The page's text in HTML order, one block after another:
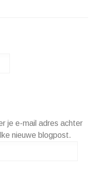
je e-mail adres achter
nieuwe blogpost.